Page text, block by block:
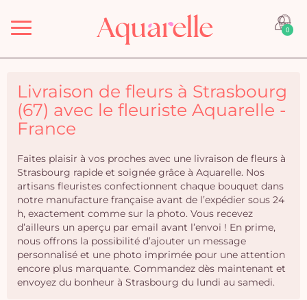
Menu 0
Livraison de fleurs à Strasbourg
(67) avec le fleuriste Aquarelle -
France
Faites plaisir à vos proches avec une livraison de fleurs à
Strasbourg rapide et soignée grâce à Aquarelle. Nos
artisans fleuristes confectionnent chaque bouquet dans
notre manufacture française avant de l’expédier sous 24
h, exactement comme sur la photo. Vous recevez
d’ailleurs un aperçu par email avant l’envoi ! En prime,
nous offrons la possibilité d’ajouter un message
personnalisé et une photo imprimée pour une attention
encore plus marquante. Commandez dès maintenant et
envoyez du bonheur à Strasbourg du lundi au samedi.